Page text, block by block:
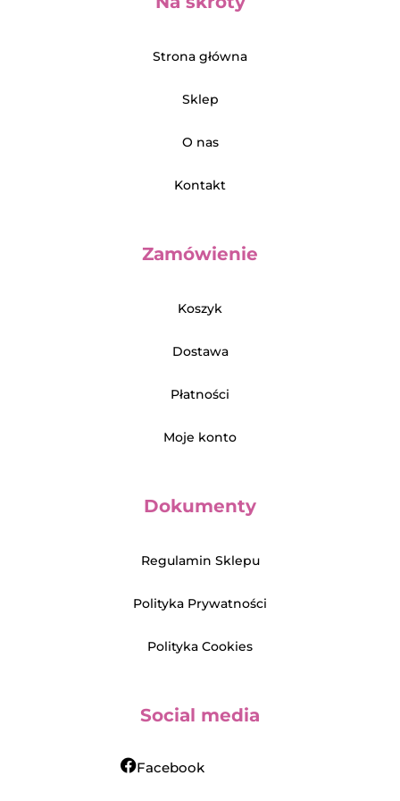
Strona główna
Sklep
O nas
Kontakt
Zamówienie
Koszyk
Dostawa
Płatności
Moje konto
Dokumenty
Regulamin Sklepu
Polityka Prywatności
Polityka Cookies
Social media
Facebook